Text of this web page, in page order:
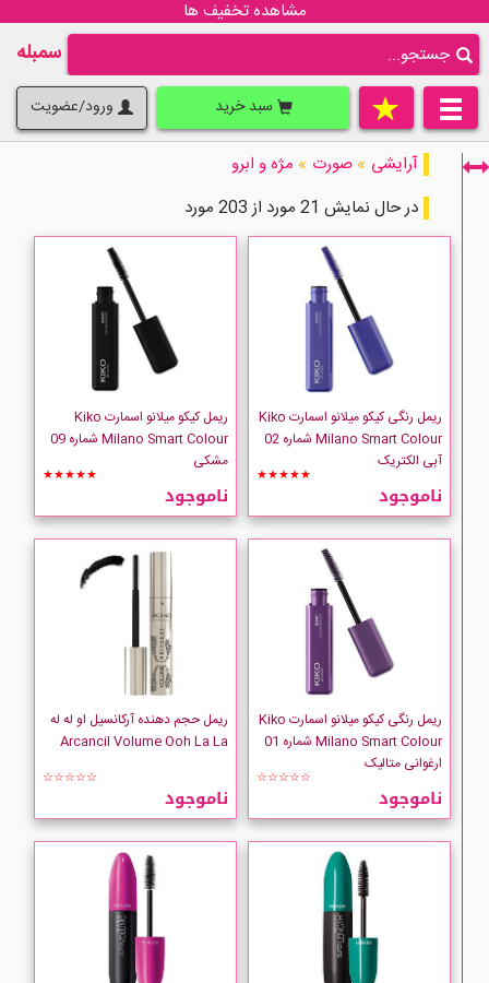
مشاهده تخفیف ها
سمبله
سبد خرید ورود/عضویت
فقط نمایش کالاهای موجود
AMUTIYA
ARCANCIL
bellaoggi
BERKELEY
BeYu
BOURJOIS
Callista
COVERMARK
DEBORAH
آرایشی » صورت » مژه و ابرو
در حال نمایش 21 مورد از 203 مورد
ریمل رنگی کیکو میلانو اسمارت Kiko
Milano Smart Colour شماره 02
آبی الکتریک
★★★★★
ناموجود
ریمل کیکو میلانو اسمارت Kiko
Milano Smart Colour شماره 09
مشکی
★★★★★
ناموجود
ریمل رنگی کیکو میلانو اسمارت Kiko
Milano Smart Colour شماره 01
ارغوانی متالیک
☆☆☆☆☆
ناموجود
ریمل حجم دهنده آرکانسیل او له له
Arcancil Volume Ooh La La
☆☆☆☆☆
ناموجود